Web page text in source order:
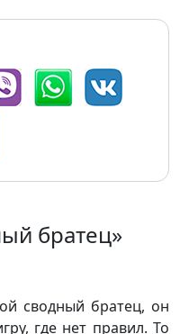
братец»
сводный братец, он
где нет правил. То